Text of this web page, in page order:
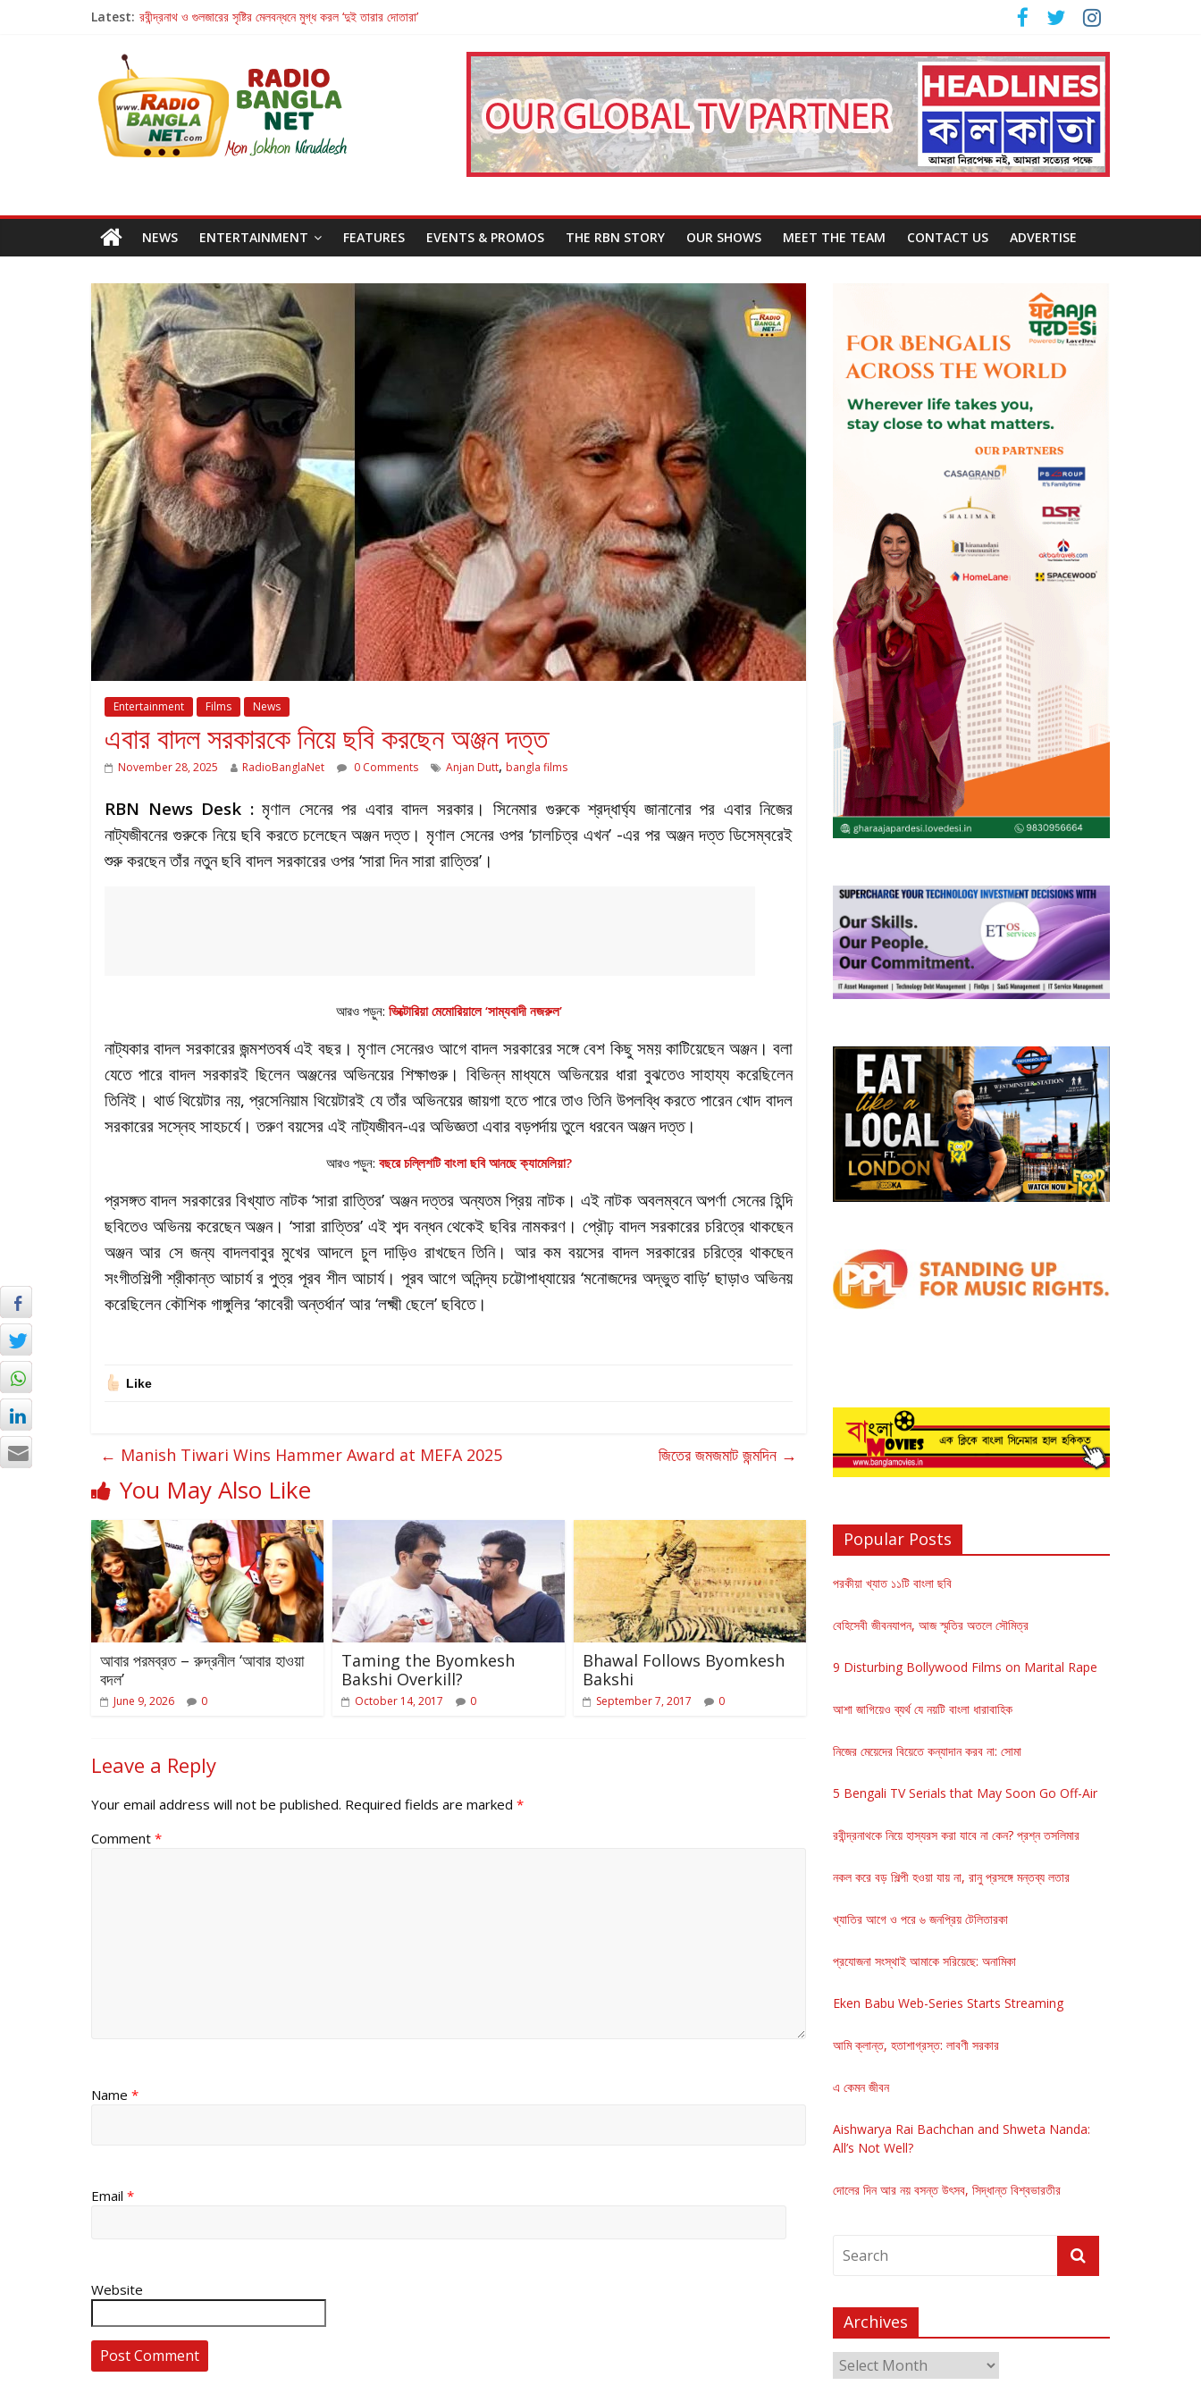
Latest: রবীন্দ্রনাথ ও গুলজারের সৃষ্টির মেলবন্ধনে মুগ্ধ করল ‘দুই তারার দোতারা’
Retribution: A Thought-Provoking Short Film That Challenges Our Understanding of Justice
হাওয়া বদলের টলিউডে ‘তুমি এলে তাই’
NEWS ENTERTAINMENT FEATURES EVENTS & PROMOS THE RBN STORY OUR SHOWS MEET THE TEAM CONTACT US ADVERTISE
Entertainment Films News
এবার বাদল সরকারকে নিয়ে ছবি করছেন অঞ্জন দত্ত
November 28, 2025 RadioBanglaNet 0 Comments Anjan Dutt, bangla films
RBN News Desk : মৃণাল সেনের পর এবার বাদল সরকার। সিনেমার গুরুকে শ্রদ্ধার্ঘ্য জানানোর পর এবার নিজের
নাট্যজীবনের গুরুকে নিয়ে ছবি করতে চলেছেন অঞ্জন দত্ত। মৃণাল সেনের ওপর ‘চালচিত্র এখন’ -এর পর অঞ্জন দত্ত ডিসেম্বরেই
শুরু করছেন তাঁর নতুন ছবি বাদল সরকারের ওপর ‘সারা দিন সারা রাত্তির’।
আরও পড়ুন: ভিক্টোরিয়া মেমোরিয়ালে ‘সাম্যবাদী নজরুল’
নাট্যকার বাদল সরকারের জন্মশতবর্ষ এই বছর। মৃণাল সেনেরও আগে বাদল সরকারের সঙ্গে বেশ কিছু সময় কাটিয়েছেন অঞ্জন। বলা
যেতে পারে বাদল সরকারই ছিলেন অঞ্জনের অভিনয়ের শিক্ষাগুরু। বিভিন্ন মাধ্যমে অভিনয়ের ধারা বুঝতেও সাহায্য করেছিলেন
তিনিই। থার্ড থিয়েটার নয়, প্রসেনিয়াম থিয়েটারই যে তাঁর অভিনয়ের জায়গা হতে পারে তাও তিনি উপলব্ধি করতে পারেন খোদ বাদল
সরকারের সস্নেহ সাহচর্যে। তরুণ বয়সের এই নাট্যজীবন-এর অভিজ্ঞতা এবার বড়পর্দায় তুলে ধরবেন অঞ্জন দত্ত।
আরও পড়ুন: বছরে চল্লিশটি বাংলা ছবি আনছে ক্যামেলিয়া?
প্রসঙ্গত বাদল সরকারের বিখ্যাত নাটক ‘সারা রাত্তির’ অঞ্জন দত্তর অন্যতম প্রিয় নাটক। এই নাটক অবলম্বনে অপর্ণা সেনের হিন্দি
ছবিতেও অভিনয় করেছেন অঞ্জন। ‘সারা রাত্তির’ এই শব্দ বন্ধন থেকেই ছবির নামকরণ। প্রৌঢ় বাদল সরকারের চরিত্রে থাকছেন
অঞ্জন আর সে জন্য বাদলবাবুর মুখের আদলে চুল দাড়িও রাখছেন তিনি। আর কম বয়সের বাদল সরকারের চরিত্রে থাকছেন
সংগীতশিল্পী শ্রীকান্ত আচার্য র পুত্র পূরব শীল আচার্য। পূরব আগে অনিন্দ্য চট্টোপাধ্যায়ের ‘মনোজদের অদ্ভুত বাড়ি’ ছাড়াও অভিনয়
করেছিলেন কৌশিক গাঙ্গুলির ‘কাবেরী অন্তর্ধান’ আর ‘লক্ষ্মী ছেলে’ ছবিতে।
Like
← Manish Tiwari Wins Hammer Award at MEFA 2025 জিতের জমজমাট জন্মদিন →
You May Also Like
আবার পরমব্রত – রুদ্রনীল ‘আবার হাওয়া
বদল’
June 9, 2026 0
Taming the Byomkesh
Bakshi Overkill?
October 14, 2017 0
Bhawal Follows Byomkesh
Bakshi
September 7, 2017 0
Leave a Reply
Your email address will not be published. Required fields are marked *
Comment *
Name *
Email *
Website
Popular Posts
পরকীয়া খ্যাত ১১টি বাংলা ছবি
বেহিসেবী জীবনযাপন, আজ স্মৃতির অতলে সৌমিত্র
9 Disturbing Bollywood Films on Marital Rape
আশা জাগিয়েও ব্যর্থ যে নয়টি বাংলা ধারাবাহিক
নিজের মেয়েদের বিয়েতে কন্যাদান করব না: সোমা
5 Bengali TV Serials that May Soon Go Off-Air
রবীন্দ্রনাথকে নিয়ে হাস্যরস করা যাবে না কেন? প্রশ্ন তসলিমার
নকল করে বড় শিল্পী হওয়া যায় না, রানু প্রসঙ্গে মন্তব্য লতার
খ্যাতির আগে ও পরে ৬ জনপ্রিয় টেলিতারকা
প্রযোজনা সংস্থাই আমাকে সরিয়েছে: অনামিকা
Eken Babu Web-Series Starts Streaming
আমি ক্লান্ত, হতাশাগ্রস্ত: লাবণী সরকার
এ কেমন জীবন
Aishwarya Rai Bachchan and Shweta Nanda:
All’s Not Well?
দোলের দিন আর নয় বসন্ত উৎসব, সিদ্ধান্ত বিশ্বভারতীর
Archives